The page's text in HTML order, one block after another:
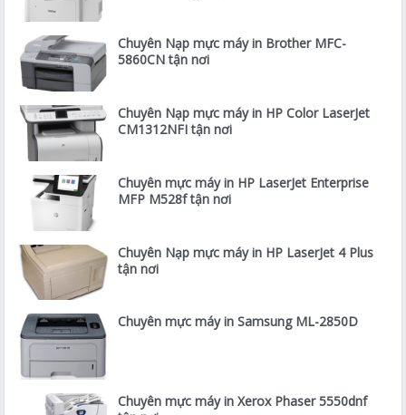
Chuyên Nạp mực máy in Brother MFC-
5860CN tận nơi
Chuyên Nạp mực máy in HP Color LaserJet
CM1312NFI tận nơi
Chuyên mực máy in HP LaserJet Enterprise
MFP M528f tận nơi
Chuyên Nạp mực máy in HP LaserJet 4 Plus
tận nơi
Chuyên mực máy in Samsung ML-2850D
Chuyên mực máy in Xerox Phaser 5550dnf